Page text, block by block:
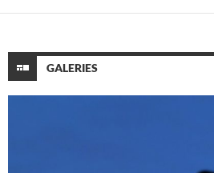
GALERIES